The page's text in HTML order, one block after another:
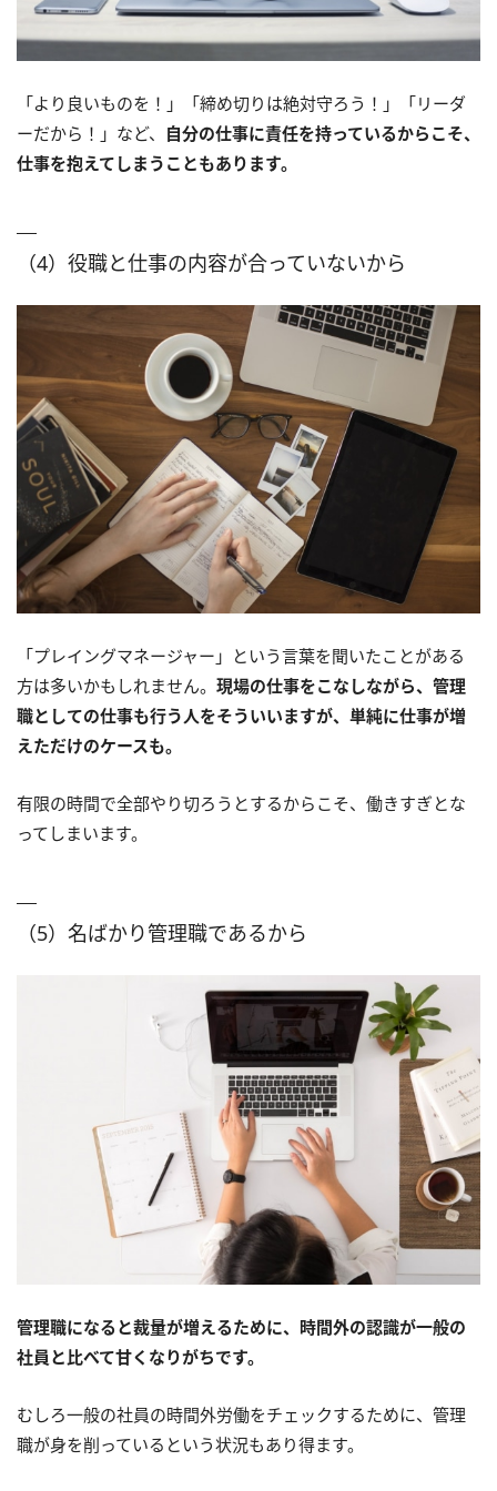
「より良いものを！」「締め切りは絶対守ろう！」「リーダ
ーだから！」など、 自分の仕事に責任を持っているからこそ、
仕事を抱えてしまうこともあります。
（4）役職と仕事の内容が合っていないから
「プレイングマネージャー」という言葉を聞いたことがある
方は多いかもしれません。 現場の仕事をこなしながら、管理
職としての仕事も行う人をそういいますが、単純に仕事が増
えただけのケースも。
有限の時間で全部やり切ろうとするからこそ、働きすぎとな
ってしまいます。
（5）名ばかり管理職であるから
管理職になると裁量が増えるために、時間外の認識が一般の
社員と比べて甘くなりがちです。
むしろ一般の社員の時間外労働をチェックするために、管理
職が身を削っているという状況もあり得ます。